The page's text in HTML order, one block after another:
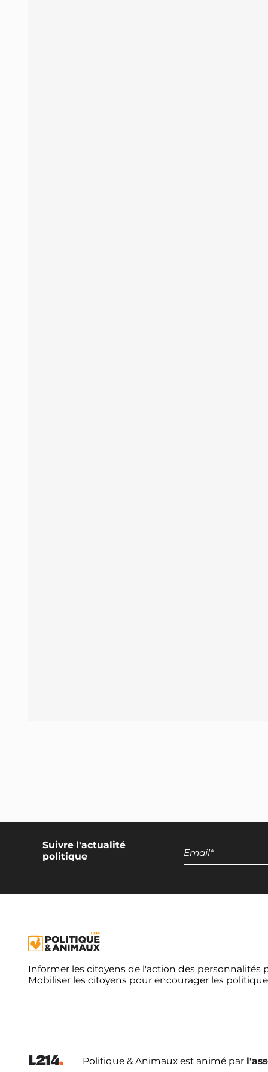
Suivre l'actualité
politique
Informer les citoyens de l'action des personnalités
Mobiliser les citoyens pour encourager les
Politique & Animaux est animé par